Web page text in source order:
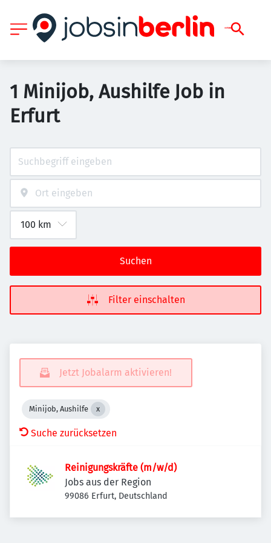
1 Minijob, Aushilfe Job in
Erfurt
Suchen
Filter einschalten
Jetzt Jobalarm aktivieren!
Minijob, Aushilfe
Suche zurücksetzen
Reinigungskräfte (m/w/d)
Jobs aus der Region
99086 Erfurt, Deutschland